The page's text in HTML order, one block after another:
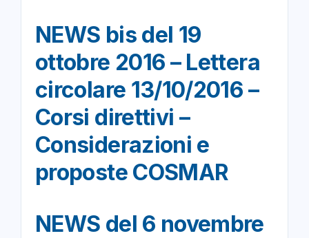
NEWS bis del 19
ottobre 2016 – Lettera
circolare 13/10/2016 –
Corsi direttivi –
Considerazioni e
proposte COSMAR
NEWS del 6 novembre